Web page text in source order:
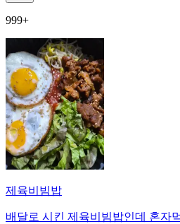
999+
제육비빔밥
배달로 시킨 제육비빔밥인데 혼자